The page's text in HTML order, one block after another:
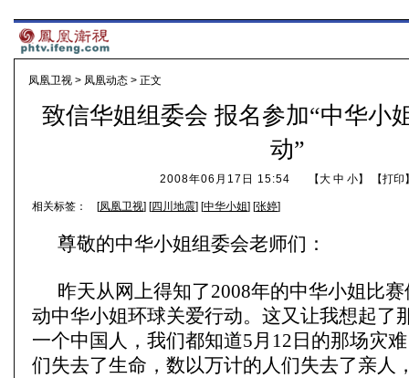
凤凰卫视 > 凤凰动态 > 正文
致信华姐组委会 报名参加“中华小
动”
2008年06月17日 15:54 【大 中 小】 【打印
相关标签： [凤凰卫视] [四川地震] [中华小姐] [张婷]
尊敬的中华小姐组委会老师们：
昨天从网上得知了2008年的中华小姐比
动中华小姐环球关爱行动。这又让我想起
一个中国人，我们都知道5月12日的那场灾
们失去了生命，数以万计的人们失去了亲人